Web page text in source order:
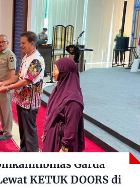
Garda
KETUK DOORS di